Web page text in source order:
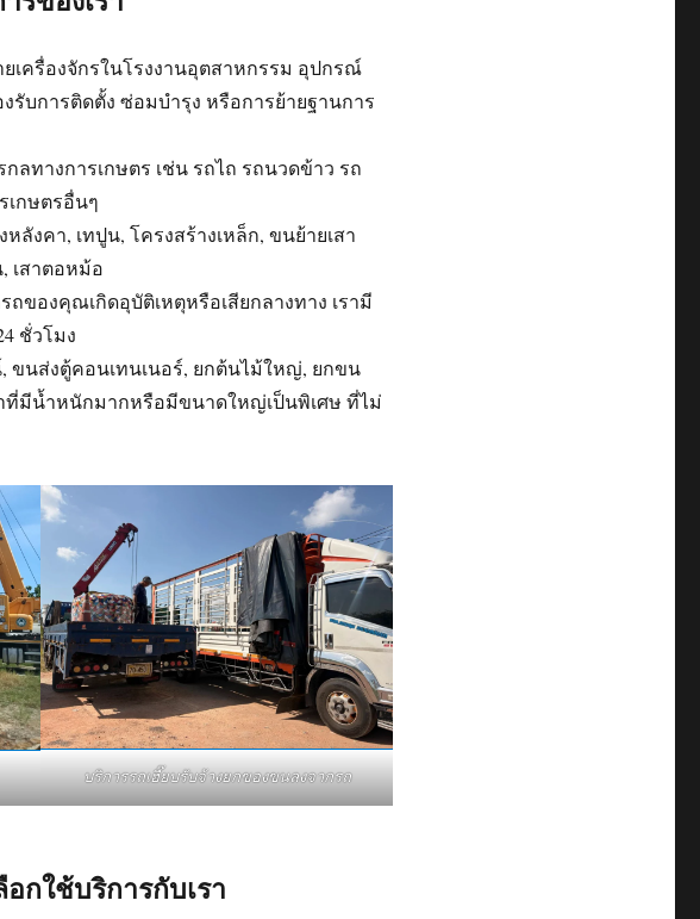
เครื่องจักรในโรงงานอุตสาหกรรม อุปกรณ์
บการติดตั้ง ซ่อมบำรุง หรือการย้ายฐานการ
ลทางการเกษตร เช่น รถไถ รถนวดข้าว รถ
เกษตรอื่นๆ
ลังคา, เทปูน, โครงสร้างเหล็ก, ขนย้ายเสา
เสาตอหม้อ
ของคุณเกิดอุบัติเหตุหรือเสียกลางทาง เรามี
ชั่วโมง
ขนส่งตู้คอนเทนเนอร์, ยกต้นไม้ใหญ่, ยกขน
ที่มีน้ำหนักมากหรือมีขนาดใหญ่เป็นพิเศษ ที่ไม่
บริการรถเฮี๊ยบรับจ้างยกของขนลงจากรถ
กใช้บริการกับเรา